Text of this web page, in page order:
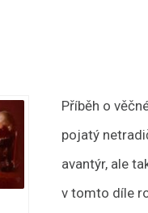
Příběh o
pojatý
avantýr, ale
v tomto díle